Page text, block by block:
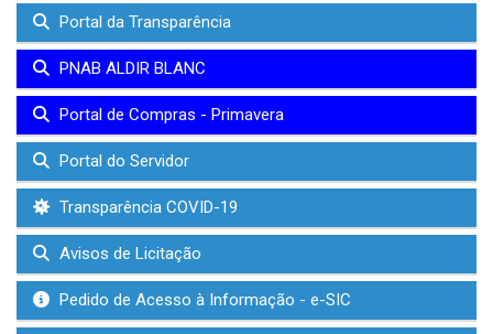
Portal da Transparência
PNAB ALDIR BLANC
Portal de Compras - Primavera
Portal do Servidor
Transparência COVID-19
Avisos de Licitação
Pedido de Acesso à Informação - e-SIC